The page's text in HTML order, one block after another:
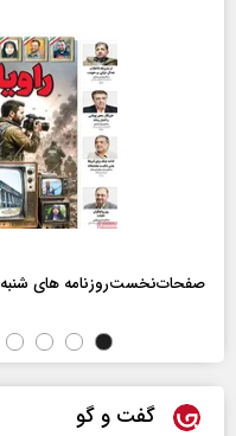
صفحات‌نخست‌روزنامه ها‌ی شنبه ۱۷ مردادماه
گفت و گو